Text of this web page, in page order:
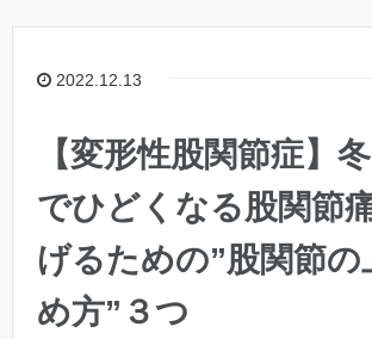
2022.12.13
【変形性股関節症】
でひどくなる股関節
げるための”股関節の
め方”３つ